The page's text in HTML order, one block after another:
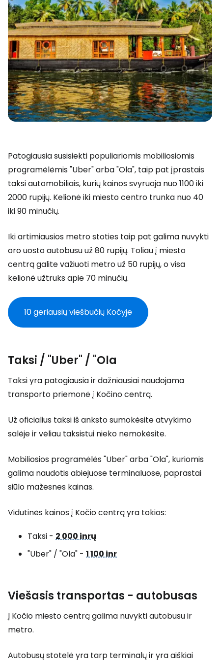
Patogiausia susisiekti populiariomis mobiliosiomis
programėlėmis "Uber" arba "Ola", taip pat įprastais
taksi automobiliais, kurių kainos svyruoja nuo 1100 iki
2000 rupijų. Kelionė iki miesto centro trunka nuo 40
iki 90 minučių.
Iki artimiausios metro stoties taip pat galima nuvykti
oro uosto autobusu už 80 rupijų. Toliau į miesto
centrą galite važiuoti metro už 50 rupijų, o visa
kelionė užtruks apie 70 minučių.
10 geriausių viešbučių Kočyje
Taksi / "Uber" / "Ola
Taksi yra patogiausia ir dažniausiai naudojama
transporto priemonė į Kočino centrą.
Už oficialius taksi iš anksto sumokėsite atvykimo
salėje ir vėliau taksistui nieko nemokėsite.
Mobiliosios programėlės "Uber" arba "Ola", kuriomis
galima naudotis abiejuose terminaluose, paprastai
siūlo mažesnes kainas.
Vidutinės kainos į Kočio centrą yra tokios:
Taksi - 2 000 inrų
"Uber" / "Ola" - 1 100 inr
Viešasis transportas - autobusas
Į Kočio miesto centrą galima nuvykti autobusu ir
metro.
Autobusų stotelė yra tarp terminalų ir yra aiškiai